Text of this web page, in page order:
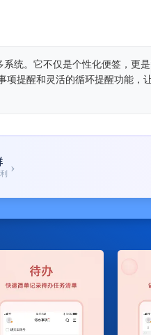
统。它不仅是个性化便签，更
项提醒和灵活的循环提醒功能，
›